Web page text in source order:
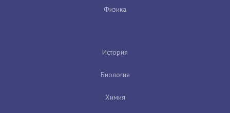
Физика
История
Биология
Химия